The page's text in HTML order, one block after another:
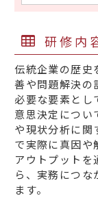
研修内
伝統企業の歴史
善や問題解決の
必要な要素とし
意思決定につい
や現状分析に関
で実際に真因や
アウトプットを
ら、実務につな
ます。